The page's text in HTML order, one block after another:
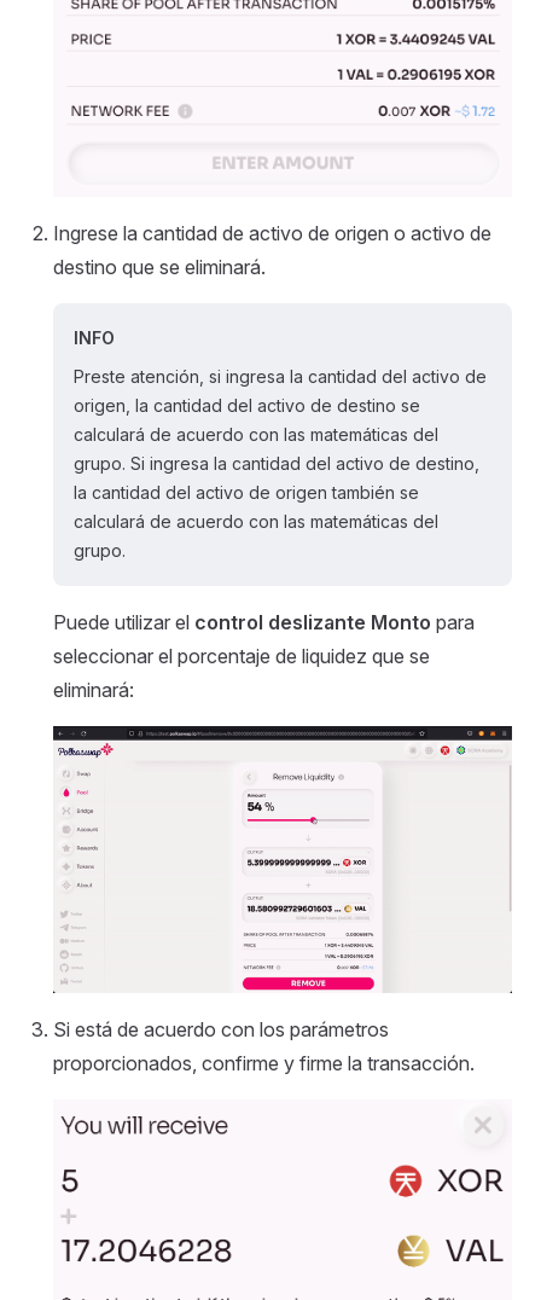
Ingrese la cantidad de activo de origen o activo de
destino que se eliminará.
INFO
Preste atención, si ingresa la cantidad del activo de
origen, la cantidad del activo de destino se
calculará de acuerdo con las matemáticas del
grupo. Si ingresa la cantidad del activo de destino,
la cantidad del activo de origen también se
calculará de acuerdo con las matemáticas del
grupo.
Puede utilizar el control deslizante Monto para
seleccionar el porcentaje de liquidez que se
eliminará:
Si está de acuerdo con los parámetros
proporcionados, confirme y firme la transacción.